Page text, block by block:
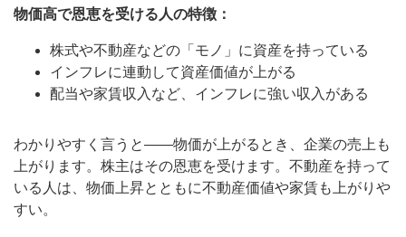
物価高で恩恵を受ける人の特徴：
株式や不動産などの「モノ」に資産を持っている
インフレに連動して資産価値が上がる
配当や家賃収入など、インフレに強い収入がある
わかりやすく言うと——物価が上がるとき、企業の売上も
上がります。株主はその恩恵を受けます。不動産を持って
いる人は、物価上昇とともに不動産価値や家賃も上がりや
すい。